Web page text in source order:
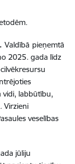
Valdībā pieņemtā
2025. gada līdz
vidi, labbūtību,
Virzieni
veselības
jūliju